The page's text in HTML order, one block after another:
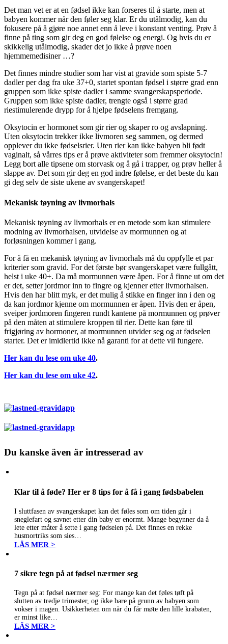
Det man vet er at en fødsel ikke kan forseres til å starte, men at
babyen kommer når den føler seg klar. Er du utålmodig, kan du
fokusere på å gjøre noe annet enn å leve i konstant venting. Prøv å
finne på ting som gir deg en god følelse og energi. Og hvis du er
skikkelig utålmodig, skader det jo ikke å prøve noen
hjemmemedisiner …?
Det finnes mindre studier som har vist at gravide som spiste 5-7
dadler per dag fra uke 37+0, startet spontan fødsel i større grad enn
gruppen som ikke spiste dadler i samme svangerskapsperiode.
Gruppen som ikke spiste dadler, trengte også i større grad
riestimulerende drypp for å hjelpe fødselens fremgang.
Oksytocin er hormonet som gir rier og skaper ro og avslapning.
Uten oksytocin trekker ikke livmoren seg sammen, og dermed
opplever du ikke fødselsrier. Uten rier kan ikke babyen bli født
vaginalt, så vårres tips er å prøve aktiviteter som fremmer oksytocin!
Legg bort alle tipsene om storvask og å gå i trapper, og prøv heller å
slappe av. Det som gir deg en god indre følelse, er det beste du kan
gi deg selv de siste ukene av svangerskapet!
Mekanisk tøyning av livmorhals
Mekanisk tøyning av livmorhals er en metode som kan stimulere
modning av livmorhalsen, utvidelse av mormunnen og at
forløsningen kommer i gang.
For å få en mekanisk tøyning av livmorhals må du oppfylle et par
kriterier som gravid. For det første bør svangerskapet være fullgått,
helst i uke 40+. Da må mormunnen være åpen. For å finne ut om det
er det, setter jordmor inn to fingre og kjenner etter livmorhalsen.
Hvis den har blitt myk, er det mulig å stikke en finger inn i den og
da kan jordmor kjenne om mormunnen er åpen. Hvis den er åpen,
sveiper jordmoren fingeren rundt kantene på mormunnen og prøver
på den måten at stimulere kroppen til rier. Dette kan føre til
frigjøring av hormoner, at mormunnen utvider seg og at fødselen
starter. Det er imidlertid ikke nå garanti for at dette vil fungere.
Her kan du lese om uke 40.
Her kan du lese om uke 42.
Du kanske även är intresserad av
Klar til å føde? Her er 8 tips for å få i gang fødsbabelen
I sluttfasen av svangerskapet kan det føles som om tiden går i
sneglefart og savnet etter din baby er enormt. Mange begynner da å
lete etter måter å sette i gang fødselen på. Det finnes en rekke
husmortriks som sies…
LÄS MER >
7 sikre tegn på at fødsel nærmer seg
Tegn på at fødsel nærmer seg: For mange kan det føles tøft på
slutten av tredje trimester, og ikke bare på grunn av babyen som
vokser i magen. Usikkerheten om når du får møte den lille krabaten,
er minst like…
LÄS MER >